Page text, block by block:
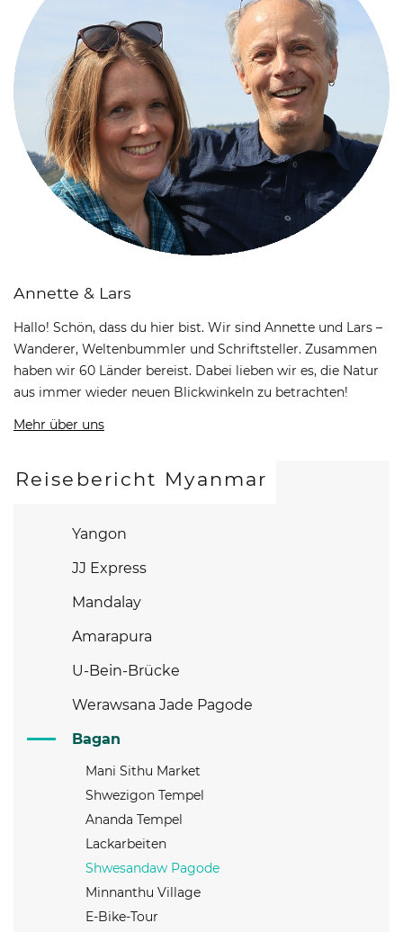
Annette & Lars
Hallo! Schön, dass du hier bist. Wir sind Annette und Lars –
Wanderer, Weltenbummler und Schriftsteller. Zusammen
haben wir 60 Länder bereist. Dabei lieben wir es, die Natur
aus immer wieder neuen Blickwinkeln zu betrachten!
Mehr über uns
Reisebericht Myanmar
Yangon
JJ Express
Mandalay
Amarapura
U-Bein-Brücke
Werawsana Jade Pagode
Bagan
Mani Sithu Market
Shwezigon Tempel
Ananda Tempel
Lackarbeiten
Shwesandaw Pagode
Minnanthu Village
E-Bike-Tour